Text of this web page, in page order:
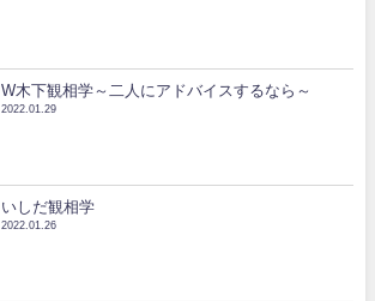
W木下観相学～二人にアドバイスするなら～
2022.01.29
いしだ観相学
2022.01.26